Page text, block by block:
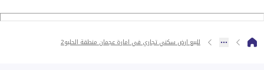
للبيع ارض سكني تجاري في امارة عجمان منطقة الحليو2